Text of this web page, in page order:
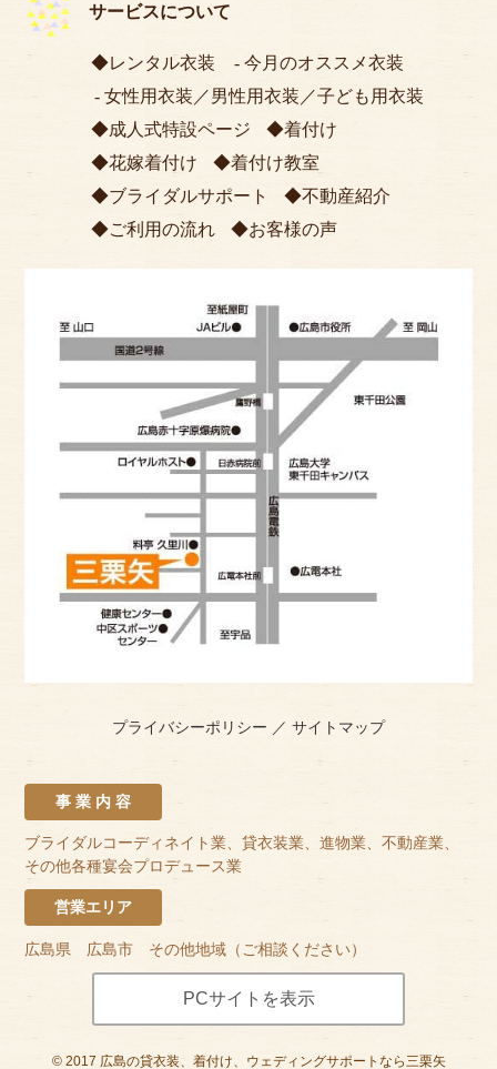
サービスについて
レンタル衣装
今月のオススメ衣装
女性用衣装 ／男性用衣装 ／子ども用衣装
成人式特設ページ
着付け
花嫁着付け
着付け教室
ブライダルサポート
不動産紹介
ご利用の流れ
お客様の声
プライバシーポリシー ／ サイトマップ
事 業 内 容
ブライダルコーディネイト業、貸衣装業、進物業、不動産業、
その他各種宴会プロデュース業
営業エリア
広島県 広島市 その他地域（ご相談ください）
PCサイトを表示
© 2017 広島の貸衣装、着付け、ウェディングサポートなら三栗矢